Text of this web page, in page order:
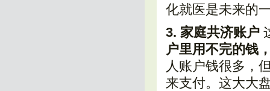
化就医是未来的
3. 家庭共济账户
户里用不完的钱
人账户钱很多，
来支付。这大大